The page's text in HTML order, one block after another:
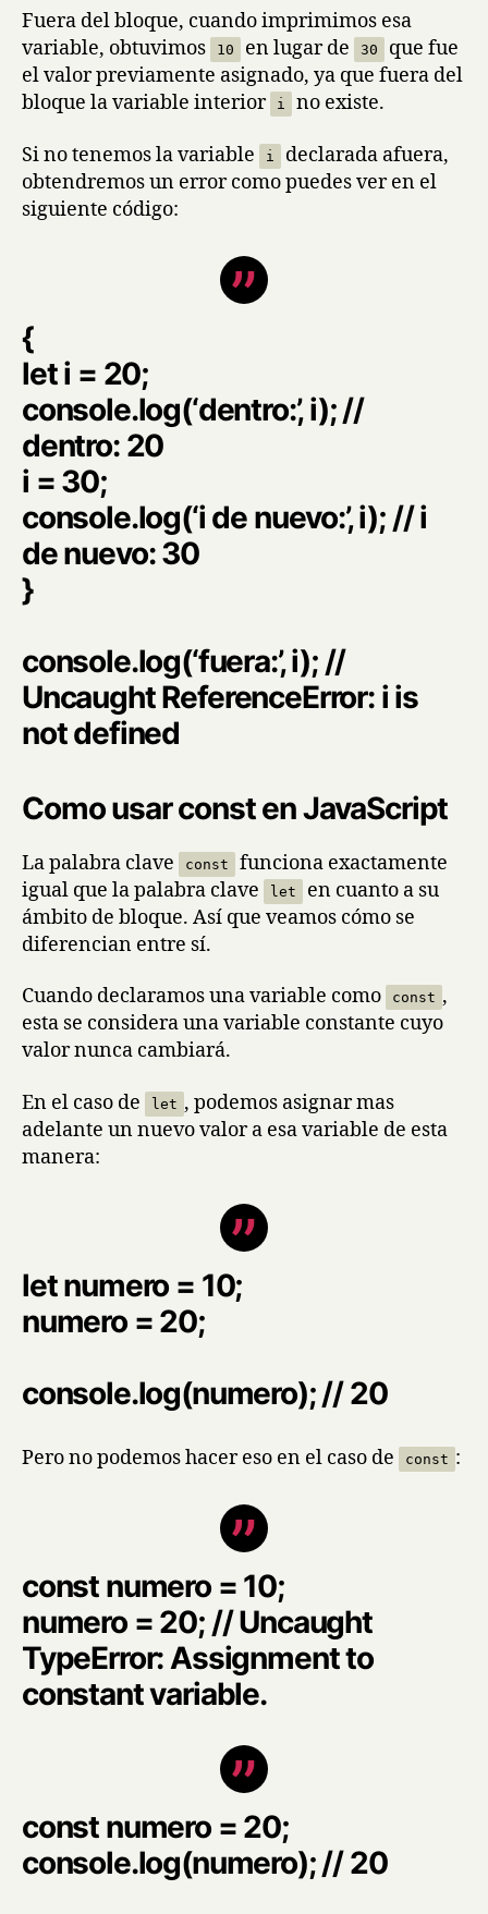
Fuera del bloque, cuando imprimimos esa
variable, obtuvimos
10 en lugar de 30
que fue
el valor previamente asignado, ya que fuera del
bloque la variable interior
i no existe.
Si no tenemos la variable i
declarada afuera,
obtendremos un error como puedes ver en el
siguiente código:
{
let i = 20;
console.log(‘dentro:’, i); //
dentro: 20
i = 30;
console.log(‘i de nuevo:’, i); // i
de nuevo: 30
}
console.log(‘fuera:’, i); //
Uncaught ReferenceError: i is
not defined
Como usar const en JavaScript
La palabra clave const
funciona exactamente
igual que la palabra clave
let
en cuanto a su
ámbito de bloque. Así que veamos cómo se
diferencian entre sí.
Cuando declaramos una variable como const ,
esta se considera una variable constante cuyo
valor nunca cambiará.
En el caso de let , podemos asignar mas
adelante un nuevo valor a esa variable de esta
manera:
let numero = 10;
numero = 20;
console.log(numero); // 20
Pero no podemos hacer eso en el caso de const :
const numero = 10;
numero = 20; // Uncaught
TypeError: Assignment to
constant variable.
const numero = 20;
console.log(numero); // 20